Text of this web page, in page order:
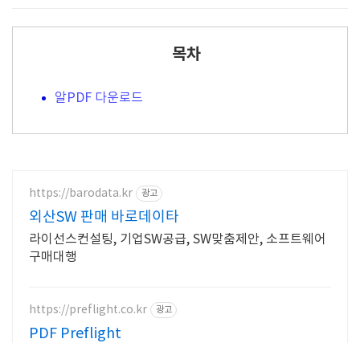
목차
알PDF 다운로드
https://barodata.kr 광고
외산SW 판매 바로데이타
라이선스컨설팅, 기업SW공급, SW맞춤제안, 소프트웨어
구매대행
https://preflight.co.kr 광고
PDF Preflight